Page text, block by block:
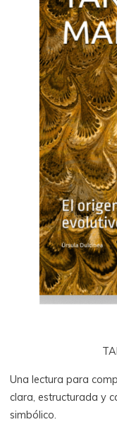
Una lectura para
clara, estructurada y
simbólico.